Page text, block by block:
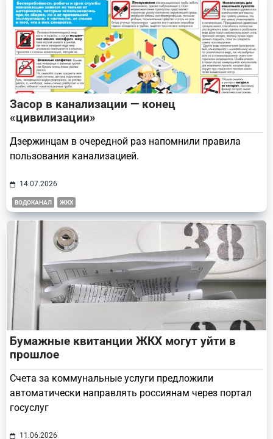
Засор в канализации — конец
«цивилизации»
Дзержинцам в очередной раз напомнили правила
пользования канализацией.
14.07.2026
ВОДОКАНАЛ ЖКХ
Бумажные квитанции ЖКХ могут уйти в
прошлое
Счета за коммунальные услуги предложили
автоматически направлять россиянам через портал
госуслуг
11.06.2026